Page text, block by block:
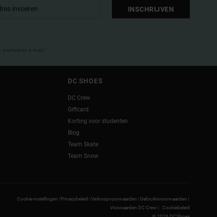
INSCHRIJVEN
e-mail
DC SHOES
DC Crew
Giftcard
Korting voor studenten
Blog
Team Skate
Team Snow
Cookie-instellingen | Privacybeleid |Verkoopvoorwaarden |Gebruiksvoorwaarden |
Voowaarden DC Crew |
Cookiebeleid